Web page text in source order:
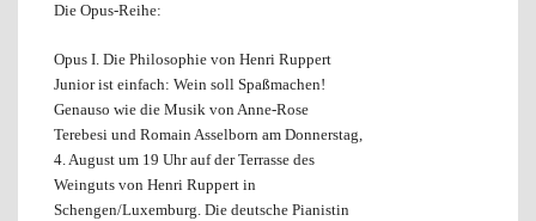
Die Opus-Reihe:
Opus I. Die Philosophie von Henri Ruppert
Junior ist einfach: Wein soll Spaßmachen!
Genauso wie die Musik von Anne-Rose
Terebesi und Romain Asselborn am Donnerstag,
4. August um 19 Uhr auf der Terrasse des
Weinguts von Henri Ruppert in
Schengen/Luxemburg. Die deutsche Pianistin